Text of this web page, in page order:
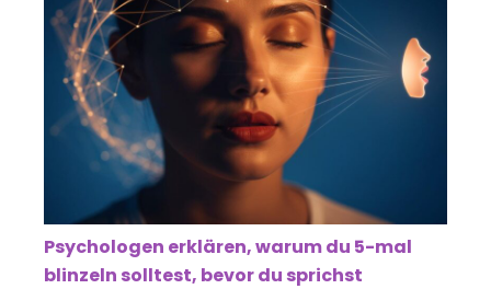
Psychologen erklären, warum du 5-mal
blinzeln solltest, bevor du sprichst